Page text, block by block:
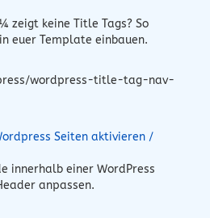
zeigt keine Title Tags? So
euer Template einbauen.
wordpress-title-tag-nav-
Seiten aktivieren /
innerhalb einer WordPress
anpassen.